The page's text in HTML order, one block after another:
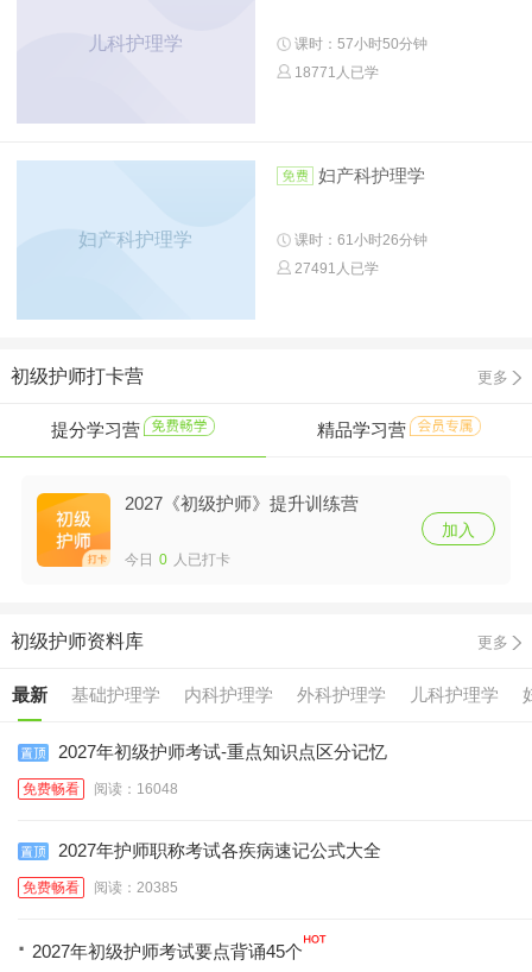
儿科护理学
课时：57小时50分钟
18771人已学
妇产科护理学
妇产科护理学
课时：61小时26分钟
27491人已学
初级护师打卡营 更多
提分学习营 精品学习营
2027《初级护师》提升训练营
今日 0 人已打卡
加入
初级护师资料库 更多
最新 基础护理学 内科护理学 外科护理学 儿科护理学
2027年初级护师考试-重点知识点区分记忆
免费畅看 阅读：16048
2027年护师职称考试各疾病速记公式大全
免费畅看 阅读：20385
· 2027年初级护师考试要点背诵45个